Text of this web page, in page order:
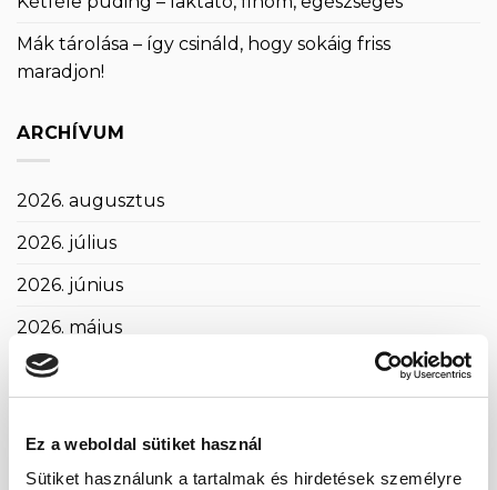
Ez a weboldal sütiket használ
Sütiket használunk a tartalmak és hirdetések személyre
Mák tárolása – így csináld, hogy sokáig friss
maradjon!
ARCHÍVUM
2026. augusztus
2026. július
2026. június
2026. május
2026. április
2026. február